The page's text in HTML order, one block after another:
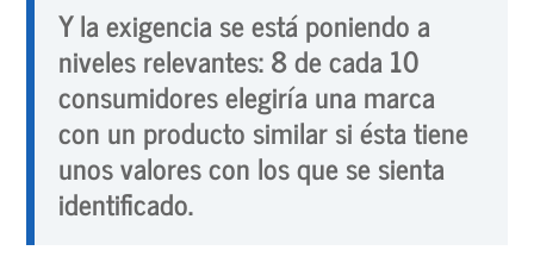
Y la exigencia se está poniendo a
niveles relevantes: 8 de cada 10
consumidores elegiría una marca
con un producto similar si ésta tiene
unos valores con los que se sienta
identificado.